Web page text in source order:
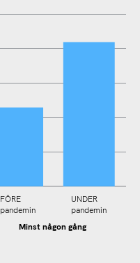
Minst någon gång
FÖRE
pandemin
UNDER
pandemin